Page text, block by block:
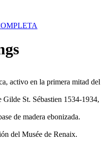
activo en la primera mitad del
St. Sébastien 1534-1934,
de madera ebonizada.
del Musée de Renaix.